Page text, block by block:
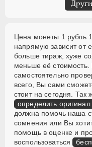
Цена монеты 1 рубль
напрямую зависит от
больше тираж, хуже
меньше её
самостоятельно
всего, Вы сами
стоит на сегодня. Так
определить
должна помочь наша
сомнения или Вы
помощь в оценке и
воспользоваться